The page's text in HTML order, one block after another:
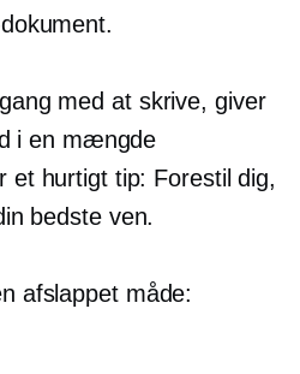
med at skrive, giver
i en mængde
et hurtigt tip: Forestil dig,
bedste ven.
afslappet måde: